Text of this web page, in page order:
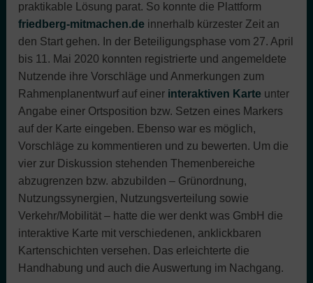
praktikable Lösung parat. So konnte die Plattform
friedberg-mitmachen.de innerhalb kürzester Zeit an
den Start gehen. In der Beteiligungsphase vom 27. April
bis 11. Mai 2020 konnten registrierte und angemeldete
Nutzende ihre Vorschläge und Anmerkungen zum
Rahmenplanentwurf auf einer interaktiven Karte unter
Angabe einer Ortsposition bzw. Setzen eines Markers
auf der Karte eingeben. Ebenso war es möglich,
Vorschläge zu kommentieren und zu bewerten. Um die
vier zur Diskussion stehenden Themenbereiche
abzugrenzen bzw. abzubilden – Grünordnung,
Nutzungssynergien, Nutzungsverteilung sowie
Verkehr/Mobilität – hatte die wer denkt was GmbH die
interaktive Karte mit verschiedenen, anklickbaren
Kartenschichten versehen. Das erleichterte die
Handhabung und auch die Auswertung im Nachgang.